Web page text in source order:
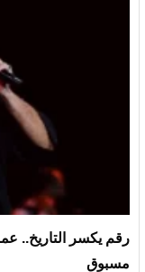
رقم يكسر التاريخ..
مسبوق